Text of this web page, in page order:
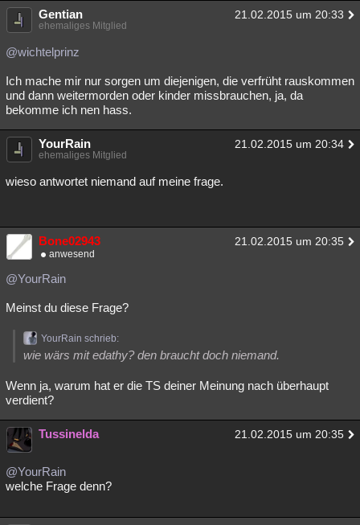
Gentian 21.02.2015 um 20:33
ehemaliges Mitglied
@wichtelprinz
Ich mache mir nur sorgen um diejenigen, die verfrüht rauskommen
und dann weitermorden oder kinder missbrauchen, ja, da
bekomme ich nen hass.
YourRain 21.02.2015 um 20:34
ehemaliges Mitglied
wieso antwortet niemand auf meine frage.
Bone02943 21.02.2015 um 20:35
anwesend
@YourRain
Meinst du diese Frage?
YourRain schrieb:
wie wärs mit edathy? den braucht doch niemand.
Wenn ja, warum hat er die TS deiner Meinung nach überhaupt
verdient?
Tussinelda 21.02.2015 um 20:35
@YourRain
welche Frage denn?